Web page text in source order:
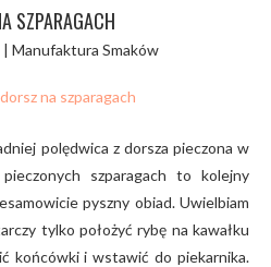
SZPARAGACH
| Manufaktura Smaków
polędwica z dorsza pieczona w
szparagach to kolejny
pyszny obiad. Uwielbiam
tylko położyć rybę na kawałku
końcówki i wstawić do piekarnika.